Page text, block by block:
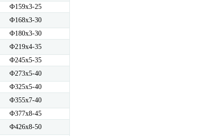
Ф159x3-25
Ф168x3-30
Ф180x3-30
Ф219x4-35
Ф245x5-35
Ф273x5-40
Ф325x5-40
Ф355x7-40
Ф377x8-45
Ф426x8-50